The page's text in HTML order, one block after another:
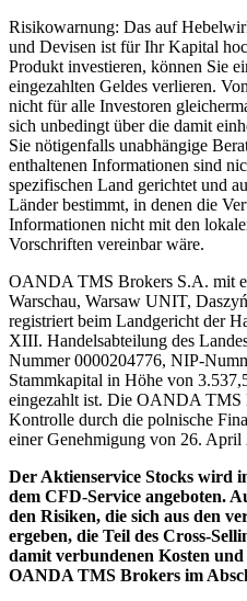
Risikowarnung: Das auf
und Devisen ist für Ihr Kapital
Produkt investieren, können Sie
eingezahlten Geldes verlieren.
nicht für alle Investoren
sich unbedingt über die damit
Sie nötigenfalls unabhängige
enthaltenen Informationen sind
spezifischen Land gerichtet und
Länder bestimmt, in denen die
Informationen nicht mit den
Vorschriften vereinbar wäre.
OANDA TMS Brokers S.A. mit
Warschau, Warsaw UNIT,
registriert beim Landgericht der
XIII. Handelsabteilung des
Nummer 0000204776, NIP-
Stammkapital in Höhe von
eingezahlt ist. Die OANDA TMS
Kontrolle durch die polnische
einer Genehmigung von 26.
Der Aktienservice Stocks wird
dem CFD-Service angeboten.
den Risiken, die sich aus den
ergeben, die Teil des Cross-
damit verbundenen Kosten
OANDA TMS Brokers im